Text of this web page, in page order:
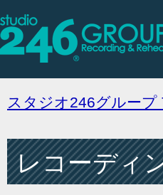
スタジオ246グループ
レコーディ